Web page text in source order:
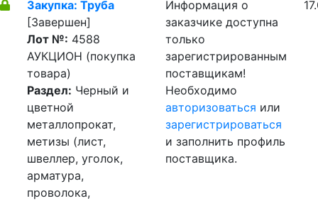
Закупка: Труба
[Завершен]
Лот №: 4588
АУКЦИОН (покупка
товара)
Раздел: Черный и
цветной
металлопрокат,
метизы (лист,
швеллер, уголок,
арматура,
проволока,
Информация о
заказчике доступна
только
зарегистрированным
поставщикам!
Необходимо
авторизоваться или
зарегистрироваться
и заполнить профиль
поставщика.